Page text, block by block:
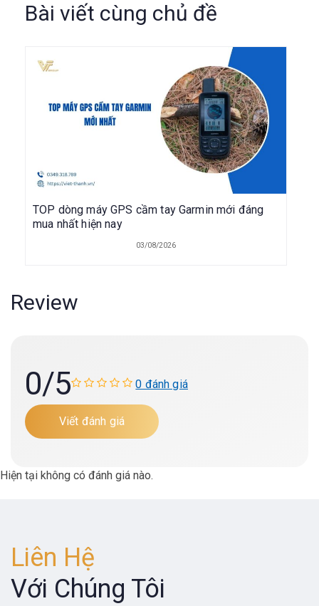
Bài viết cùng chủ đề
TOP dòng máy GPS cầm tay Garmin mới đáng
mua nhất hiện nay
03/08/2026
Review
0/5 0 đánh giá
Viết đánh giá
Hiện tại không có đánh giá nào.
Liên Hệ
Với Chúng Tôi